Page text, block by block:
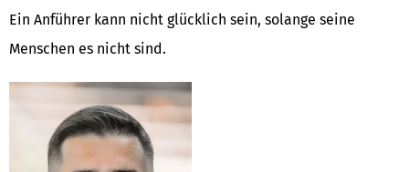
Ein Anführer kann nicht glücklich sein, solange seine
Menschen es nicht sind.